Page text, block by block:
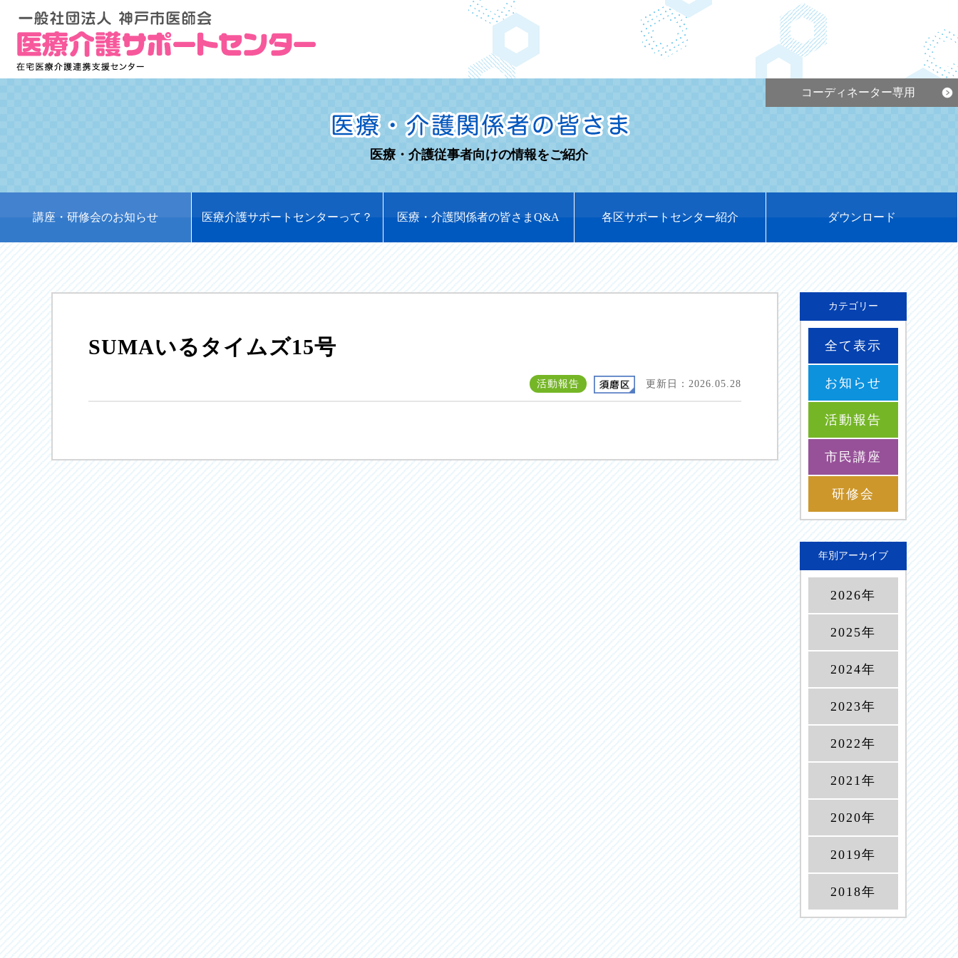
医療・介護従事者向けの情報をご紹介
講座・研修会のお知らせ 医療介護サポートセンターって？ 医療・介護関係者の皆さまQ&A 各区サポートセンター紹介 ダウンロード
コーディネーター専用
SUMAいるタイムズ15号
活動報告 更新日：2026.05.28
カテゴリー
全て表示
お知らせ
活動報告
市民講座
研修会
年別アーカイブ
2026年
2025年
2024年
2023年
2022年
2021年
2020年
2019年
2018年